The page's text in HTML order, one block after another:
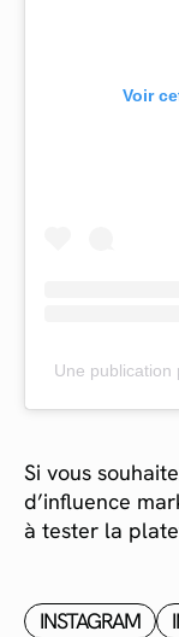
Voir
Une publication
Si vous
d’influence
à tester la
INSTAGRAM